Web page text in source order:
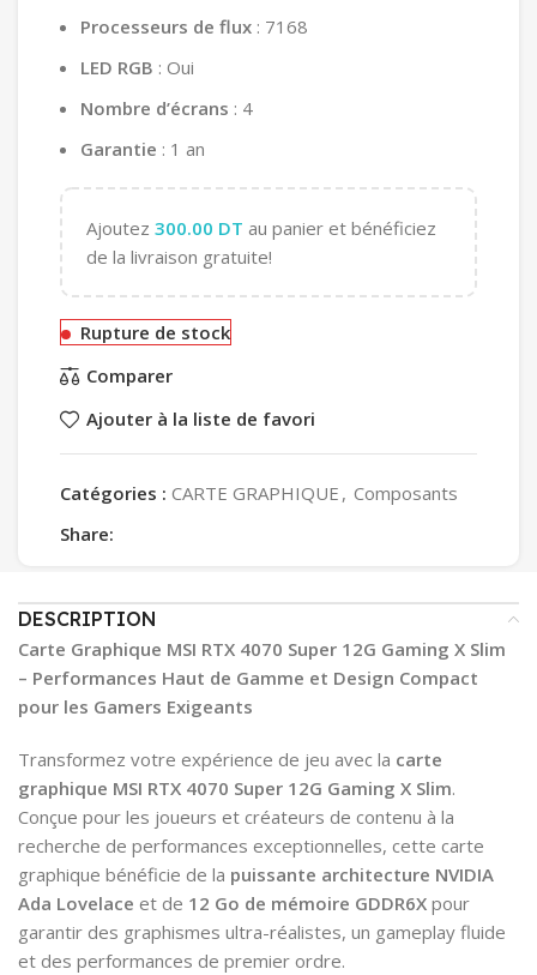
Processeurs de flux : 7168
LED RGB : Oui
Nombre d’écrans : 4
Garantie : 1 an
Ajoutez 300.00 DT au panier et bénéficiez
de la livraison gratuite!
Rupture de stock
Comparer
Ajouter à la liste de favori
Catégories : CARTE GRAPHIQUE , Composants
Share:
DESCRIPTION
Carte Graphique MSI RTX 4070 Super 12G Gaming X Slim
– Performances Haut de Gamme et Design Compact
pour les Gamers Exigeants
Transformez votre expérience de jeu avec la carte
graphique MSI RTX 4070 Super 12G Gaming X Slim.
Conçue pour les joueurs et créateurs de contenu à la
recherche de performances exceptionnelles, cette carte
graphique bénéficie de la puissante architecture NVIDIA
Ada Lovelace et de 12 Go de mémoire GDDR6X pour
garantir des graphismes ultra-réalistes, un gameplay fluide
et des performances de premier ordre.